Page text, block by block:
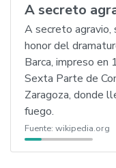
A secreto
A secreto agravio,
honor del
Barca, impreso
Sexta Parte de
Zaragoza, donde
fuego.
Fuente: wikipedia.org